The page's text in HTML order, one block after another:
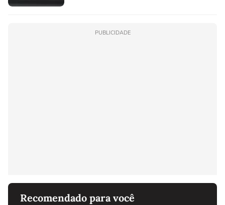
PUBLICIDADE
Recomendado para você